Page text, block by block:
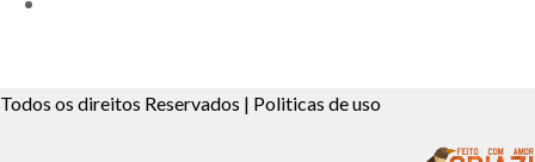
Todos os direitos Reservados | Politicas de uso